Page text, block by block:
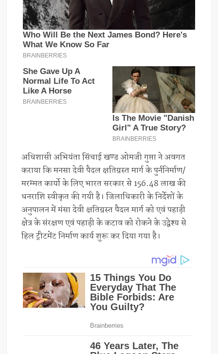
अधिशासी अभियंता सिंचाई खण्ड ओमजी गुप्ता ने अवगत
कराया कि मनसा देवी पैदल क्षतिग्रस्त मार्ग के पुर्ननिर्माण/
मरम्मत कार्यो के लिए भारत सरकार से 156.48 लाख की
धनराशि स्वीकृत की गयी है। जिलाधिकारी के निर्देशों के
अनुपालन में मंसा देवी क्षतिग्रस्त पैदल मार्ग को एवं पहाड़ी
क्षेत्र के संरक्षण एवं पहाड़ी के कटाव को रोकने के उद्वेश्य से
हिल ट्रीटमेंट निर्माण कार्य शुरू कर दिया गया है।